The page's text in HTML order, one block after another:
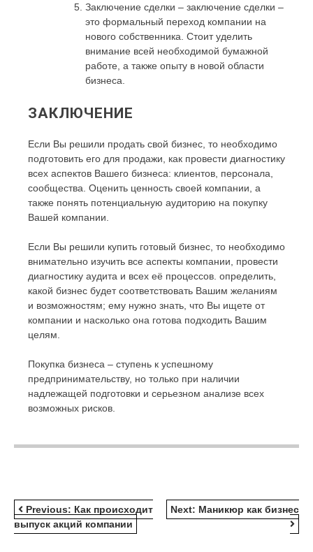
Заключение сделки – заключение сделки –
это формальный переход компании на
нового собственника. Стоит уделить
внимание всей необходимой бумажной
работе, а также опыту в новой области
бизнеса.
ЗАКЛЮЧЕНИЕ
Если Вы решили продать свой бизнес, то необходимо
подготовить его для продажи, как провести диагностику
всех аспектов Вашего бизнеса: клиентов, персонала,
сообщества. Оценить ценность своей компании, а
также понять потенциальную аудиторию на покупку
Вашей компании.
Если Вы решили купить готовый бизнес, то необходимо
внимательно изучить все аспекты компании, провести
диагностику аудита и всех её процессов. определить,
какой бизнес будет соответствовать Вашим желаниям
и возможностям; ему нужно знать, что Вы ищете от
компании и насколько она готова подходить Вашим
целям.
Покупка бизнеса – ступень к успешному
предпринимательству, но только при наличии
надлежащей подготовки и серьезном анализе всех
возможных рисков.
НАВИГАЦИЯ
ПО
Previous: Как происходит
выпуск акций компании
Next: Маникюр как бизнес